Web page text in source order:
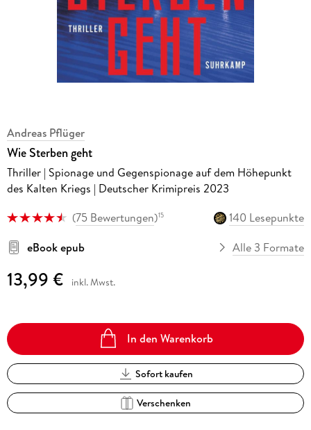
Andreas Pflüger
Wie Sterben geht
Thriller | Spionage und Gegenspionage auf dem Höhepunkt
des Kalten Kriegs | Deutscher Krimipreis 2023
(75 Bewertungen)15
140 Lesepunkte
eBook epub
Alle 3 Formate
13,99 € inkl. Mwst.
In den Warenkorb
Sofort kaufen
Verschenken